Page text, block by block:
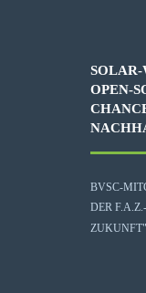
OPEN-
BVSC-
DER